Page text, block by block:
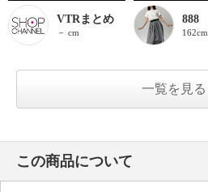
VTRまとめ
－ cm
888
162cm
一覧を見る
この商品について